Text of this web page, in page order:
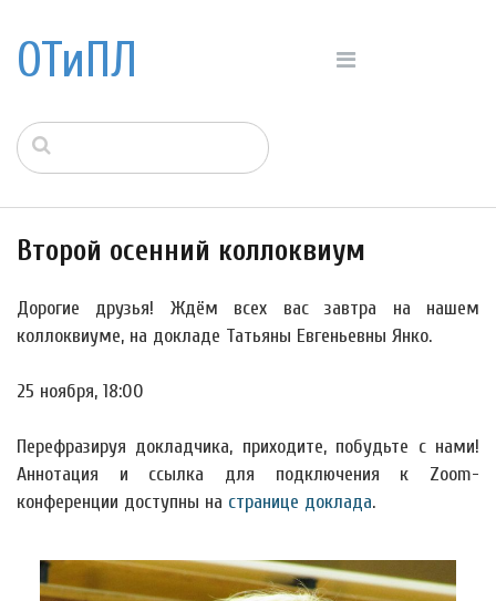
ОТиПЛ
Второй осенний коллоквиум
Дорогие друзья! Ждём всех вас завтра на нашем
коллоквиуме, на докладе Татьяны Евгеньевны Янко.
25 ноября, 18:00
Перефразируя докладчика, приходите, побудьте с нами!
Аннотация и ссылка для подключения к Zoom-
конференции доступны на странице доклада.